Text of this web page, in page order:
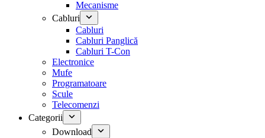
Mecanisme
Cabluri
Cabluri
Cabluri Panglică
Cabluri T-Con
Electronice
Mufe
Programatoare
Scule
Telecomenzi
Categorii
Download